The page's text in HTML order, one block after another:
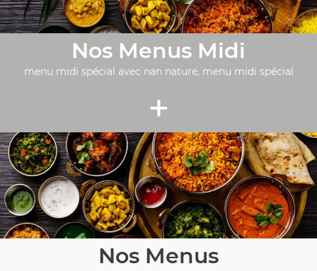
Nos Menus Midi
menu midi spécial avec nan nature, menu midi spécial
+
Nos Menus